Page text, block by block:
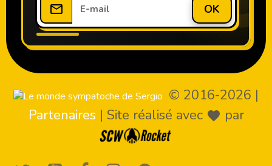
OK
© 2016-2026 |
Partenaires | Site réalisé avec par